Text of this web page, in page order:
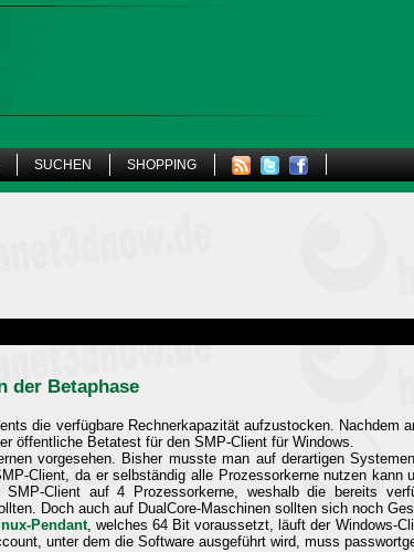
SUCHEN SHOPPING
der Betaphase
die verfügbare Rechnerkapazität aufzustocken. Nachdem
öffentliche Betatest für den SMP-Client für Windows.
vorgesehen. Bisher musste man auf derartigen
Client, da er selbständig alle Prozessorkerne nutzen kann
Client auf 4 Prozessorkerne, weshalb die bereits
Doch auch auf DualCore-Maschinen sollten sich noch
Pendant, welches 64 Bit voraussetzt, läuft der Windows-
unter dem die Software ausgeführt wird, muss